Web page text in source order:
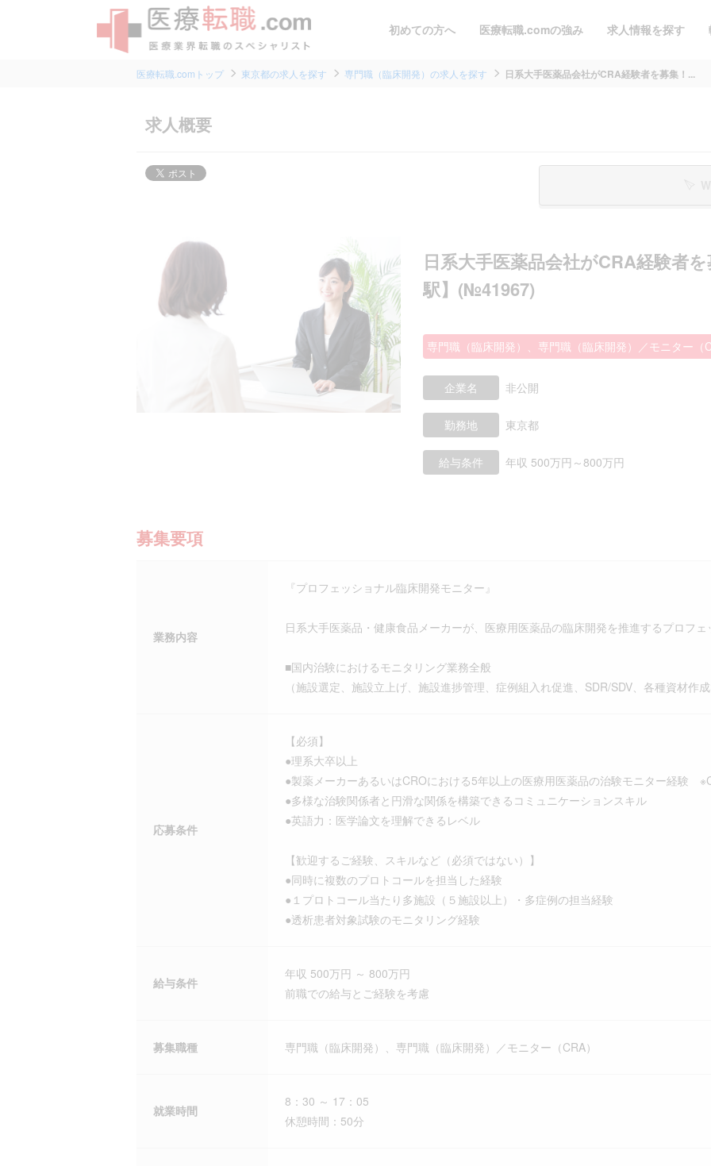
初めての方へ 医療転職.comの強み 求人情報を探す
医療転職.comトップ 東京都の求人を探す 専門職（臨床開発）の求人を探す 日系大手医薬品会社がCRA経験者を募集！...
求人概要
日系大手医薬品会社がCRA経験者
駅】(№41967)
専門職（臨床開発）、専門職（臨床開発）／モニター（
企業名 非公開
勤務地 東京都
給与条件 年収 500万円～800万円
募集要項
業務内容
『プロフェッショナル臨床開発モニター』
日系大手医薬品・健康食品メーカーが、医療用医薬品の臨床開発を推進するプロフェ
■国内治験におけるモニタリング業務全般
（施設選定、施設立上げ、施設進捗管理、症例組入れ促進、SDR/SDV、各種資材作成
応募条件
【必須】
●理系大卒以上
●製薬メーカーあるいはCROにおける5年以上の医療用医薬品の治験モニター経験
●多様な治験関係者と円滑な関係を構築できるコミュニケーションスキル
●英語力：医学論文を理解できるレベル
【歓迎するご経験、スキルなど（必須ではない）】
●同時に複数のプロトコールを担当した経験
●１プロトコール当たり多施設（５施設以上）・多症例の担当経験
●透析患者対象試験のモニタリング経験
給与条件
年収 500万円 ～ 800万円
前職での給与とご経験を考慮
募集職種 専門職（臨床開発）、専門職（臨床開発）／モニター（CRA）
就業時間
8：30 ～ 17：05
休憩時間：50分